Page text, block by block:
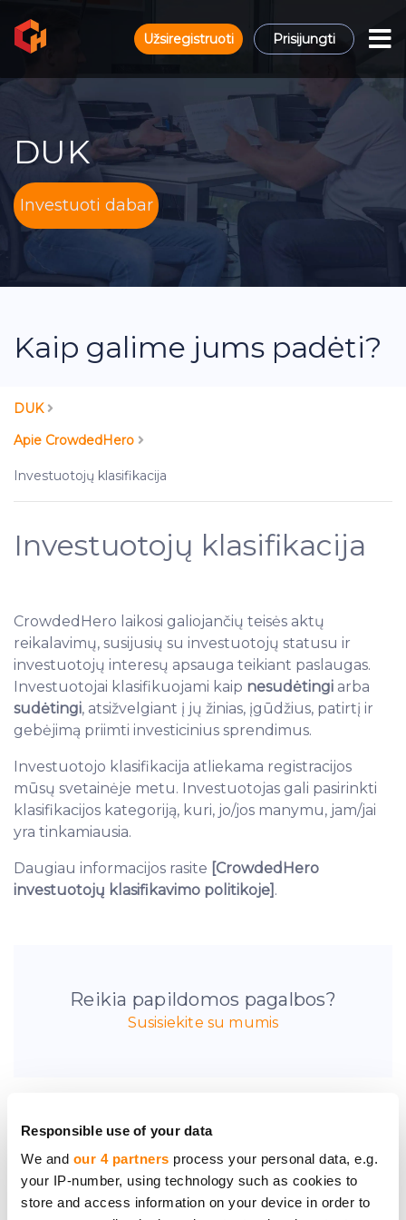
Responsible use of your data
We and our 4 partners process your personal data, e.g.
your IP-number, using technology such as cookies to
store and access information on your device in order to
Užsiregistruoti Prisijungti
DUK
Investuoti dabar
Kaip galime jums padėti?
DUK
Apie CrowdedHero
Investuotojų klasifikacija
Investuotojų klasifikacija
CrowdedHero laikosi galiojančių teisės aktų
reikalavimų, susijusių su investuotojų statusu ir
investuotojų interesų apsauga teikiant paslaugas.
Investuotojai klasifikuojami kaip nesudėtingi arba
sudėtingi, atsižvelgiant į jų žinias, įgūdžius, patirtį ir
gebėjimą priimti investicinius sprendimus.
Investuotojo klasifikacija atliekama registracijos
mūsų svetainėje metu. Investuotojas gali pasirinkti
klasifikacijos kategoriją, kuri, jo/jos manymu, jam/jai
yra tinkamiausia.
Daugiau informacijos rasite [CrowdedHero
investuotojų klasifikavimo politikoje] .
Reikia papildomos pagalbos?
Susisiekite su mumis
Pirmieji sužinokite
apie naujas